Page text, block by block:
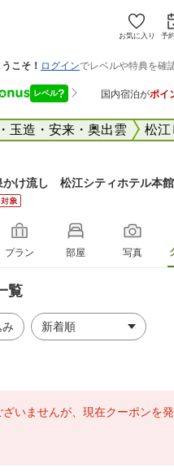
お気に入り 予
玉造・安来・奥出雲 松江
かけ流し 松江シティホテル本館
プラン 部屋 写真
覧
いませんが、現在クーポンを